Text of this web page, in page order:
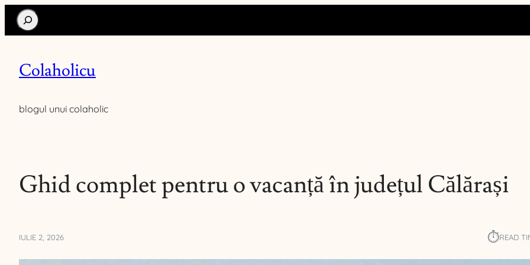
Search
Colaholicu
blogul unui colaholic
Ghid complet pentru o vacanță în județul Călărași
IULIE 2, 2026 ⏱︎READ